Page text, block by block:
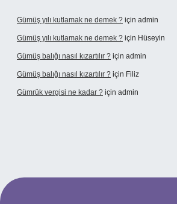
Gümüş yılı kutlamak ne demek ? için admin
Gümüş yılı kutlamak ne demek ? için Hüseyin
Gümüş balığı nasıl kızartılır ? için admin
Gümüş balığı nasıl kızartılır ? için Filiz
Gümrük vergisi ne kadar ? için admin